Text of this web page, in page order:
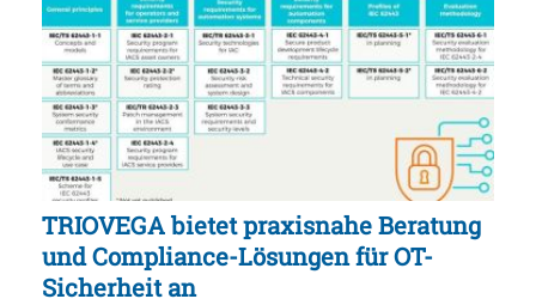
TRIOVEGA bietet praxisnahe Beratung
und Compliance-Lösungen für OT-
Sicherheit an